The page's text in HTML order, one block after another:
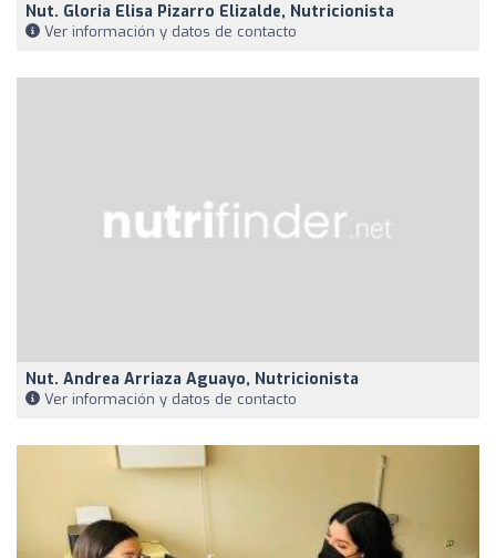
Nut. Gloria Elisa Pizarro Elizalde, Nutricionista
Ver información y datos de contacto
Nut. Andrea Arriaza Aguayo, Nutricionista
Ver información y datos de contacto